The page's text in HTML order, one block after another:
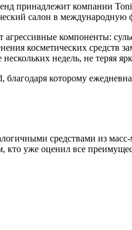
принадлежит компании
салон в международную
компоненты:
косметических средств
недель, не теряя
которому
средствами из масс-
кто уже оценил все